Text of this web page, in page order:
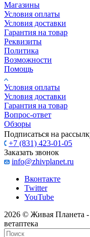
Магазины
Условия оплаты
Условия доставки
Гарантия на товар
Реквизиты
Политика
Возможности
Помощь
Условия оплаты
Условия доставки
Гарантия на товар
Вопрос-ответ
Обзоры
Подписаться на
+7 (831) 423-01-05
Заказать звонок
info@zhivplanet.ru
Вконтакте
Twitter
YouTube
2026 © Живая Планета -
ветаптека